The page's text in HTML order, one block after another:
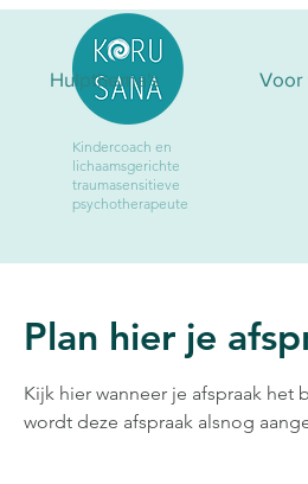
Kindercoach en
lichaamsgerichte
traumasensitieve
psychotherapeute
Hulpthema's Voor
Plan hier je
Kijk hier wanneer je afspraak
wordt deze afspraak alsnog